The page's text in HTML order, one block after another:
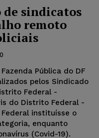
de sindicatos
remoto
Pública do DF
pelos Sindicado
Federal -
do Distrito Federal -
instituísse o
enquanto
(Covid-19).